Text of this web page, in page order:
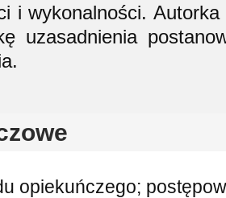
i wykonalności.
uzasadnienia
opiekuńczego;